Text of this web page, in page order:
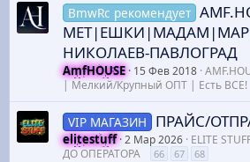
BmwRc рекомендует
НИКОЛАЕВ-ПАВЛОГРАД
AmfHOUSE 15 Фев 2018
| Мелкий/Крупный ОПТ | Есть ВСЕ!
VIP МАГАЗИН ПРАЙС/
elitestuff 2 Мар 2026 ELITE
ДО ОПЕРАТОРА
66 67 68